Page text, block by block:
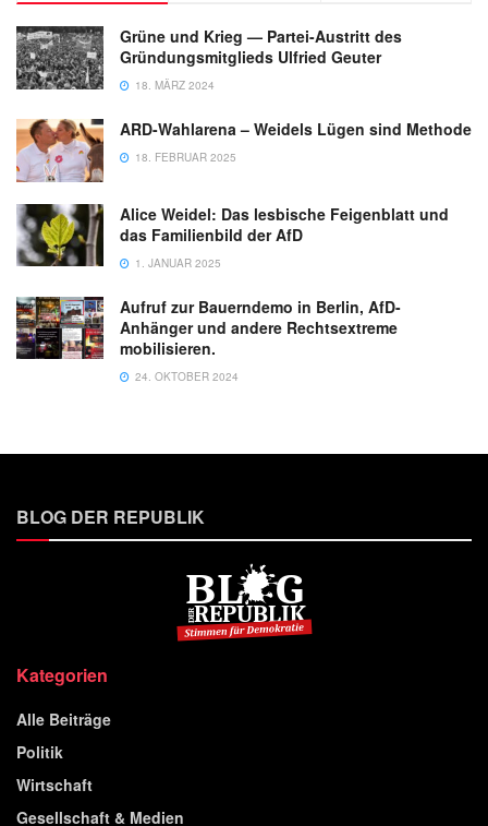
Grüne und Krieg — Partei-Austritt des
Gründungsmitglieds Ulfried Geuter
18. MÄRZ 2024
ARD-Wahlarena – Weidels Lügen sind Methode
18. FEBRUAR 2025
Alice Weidel: Das lesbische Feigenblatt und
das Familienbild der AfD
1. JANUAR 2025
Aufruf zur Bauerndemo in Berlin, AfD-
Anhänger und andere Rechtsextreme
mobilisieren.
24. OKTOBER 2024
BLOG DER REPUBLIK
Kategorien
Alle Beiträge
Politik
Wirtschaft
Gesellschaft & Medien